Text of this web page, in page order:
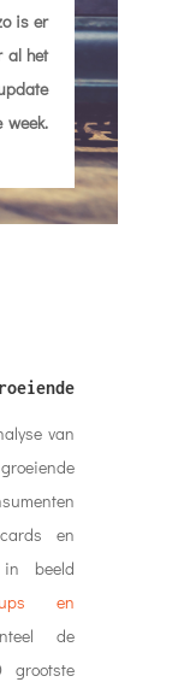
is er
al het
van
en
in beeld
en
de
grootste